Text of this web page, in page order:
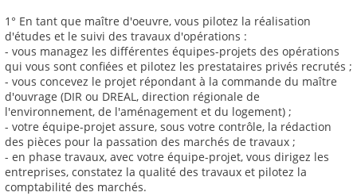
1° En tant que maître d'oeuvre, vous pilotez la réalisation
d'études et le suivi des travaux d'opérations :
- vous managez les différentes équipes-projets des opérations
qui vous sont confiées et pilotez les prestataires privés recrutés ;
- vous concevez le projet répondant à la commande du maître
d'ouvrage (DIR ou DREAL, direction régionale de
l'environnement, de l'aménagement et du logement) ;
- votre équipe-projet assure, sous votre contrôle, la rédaction
des pièces pour la passation des marchés de travaux ;
- en phase travaux, avec votre équipe-projet, vous dirigez les
entreprises, constatez la qualité des travaux et pilotez la
comptabilité des marchés.